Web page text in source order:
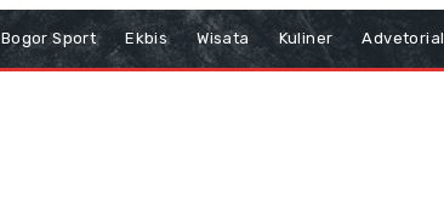
Bogor Sport Ekbis Wisata Kuliner Advetorial